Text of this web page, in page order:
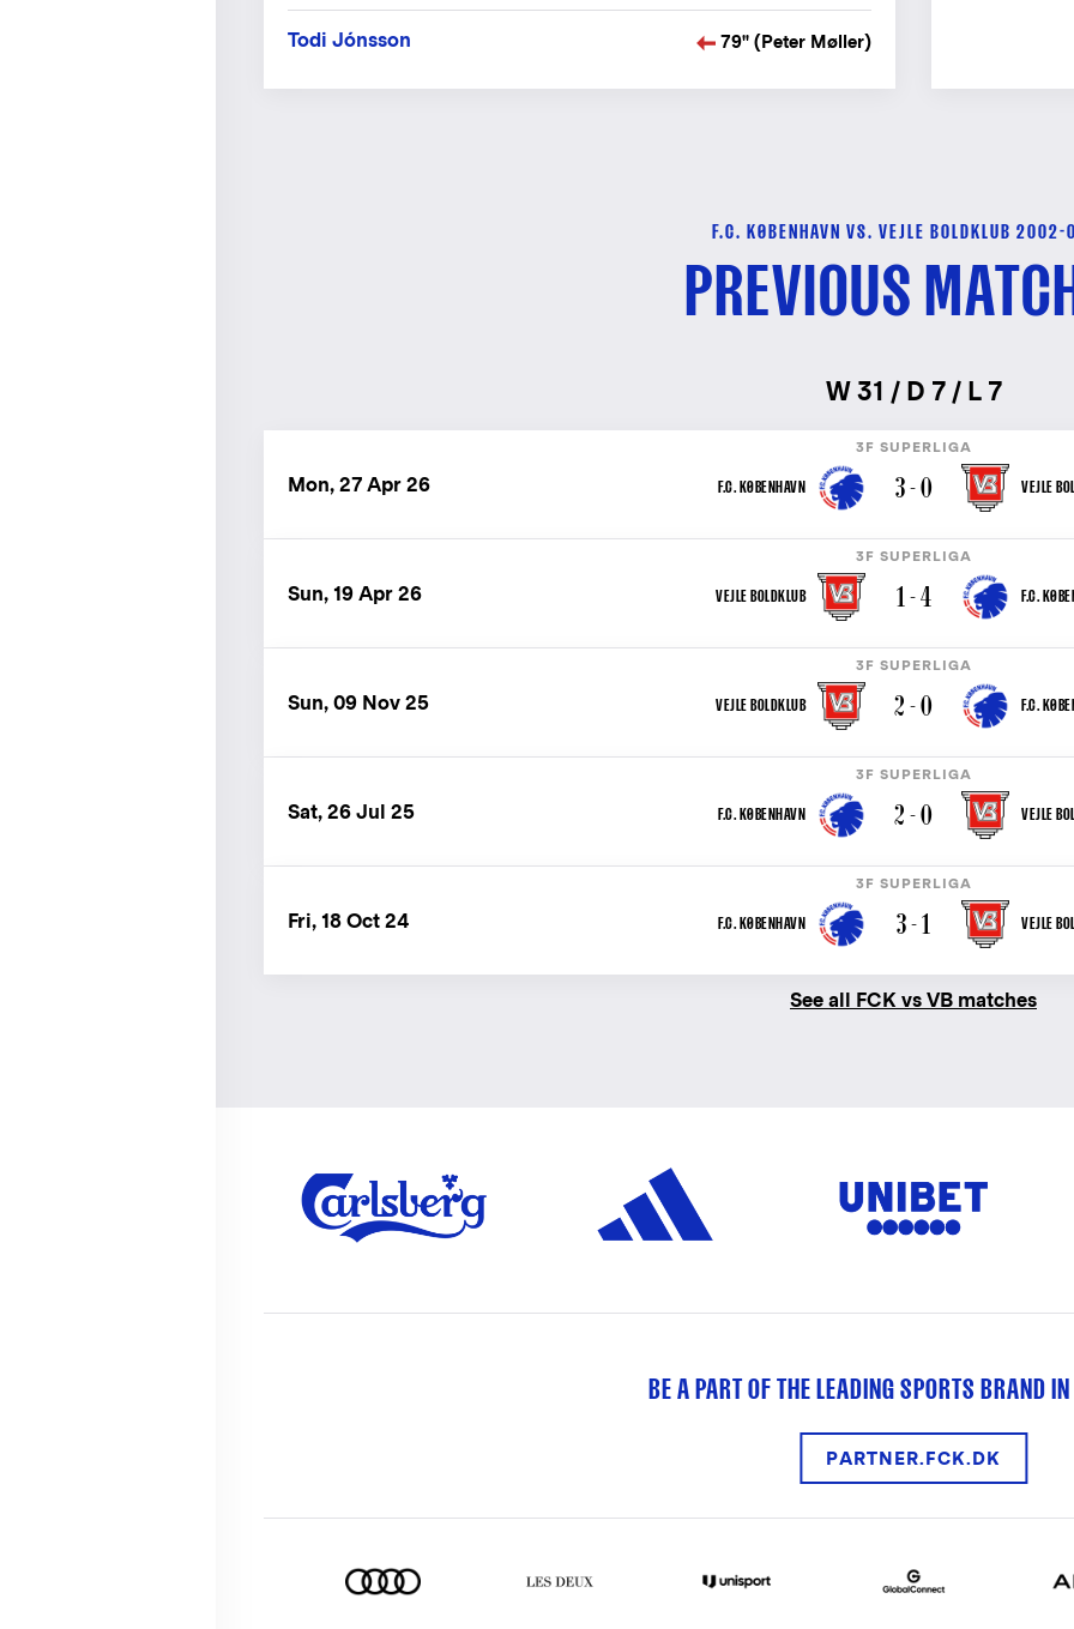
Todi Jónsson 79" (Peter Møller)
F.C. KØBENHAVN VS. VEJLE BOLDKLUB
PREVIOUS
W 31 / D 7 / L 7
3F SUPERLIGA
Mon, 27 Apr 26 F.C. KØBENHAVN 3 - 0 VEJLE
3F SUPERLIGA
Sun, 19 Apr 26 VEJLE BOLDKLUB 1 - 4 F.C.
3F SUPERLIGA
Sun, 09 Nov 25 VEJLE BOLDKLUB 2 - 0 F.C.
3F SUPERLIGA
Sat, 26 Jul 25 F.C. KØBENHAVN 2 - 0 VEJLE
3F SUPERLIGA
Fri, 18 Oct 24 F.C. KØBENHAVN 3 - 1 VEJLE
See all FCK vs VB matches
BE A PART OF THE LEADING SPORTS BRAND
PARTNER.FCK.DK